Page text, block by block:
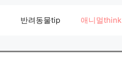
반려동물tip 애니멀think